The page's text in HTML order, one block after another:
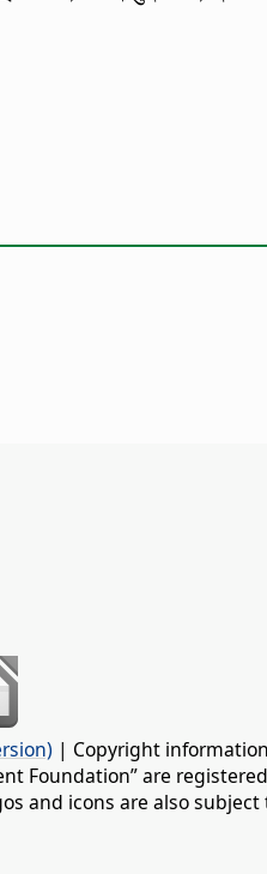
| Copyright
Foundation” are
and icons are also